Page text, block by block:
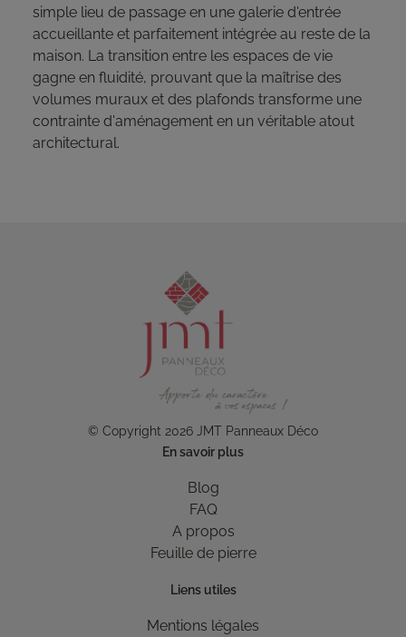
simple lieu de passage en une galerie d'entrée
accueillante et parfaitement intégrée au reste de la
maison. La transition entre les espaces de vie
gagne en fluidité, prouvant que la maîtrise des
volumes muraux et des plafonds transforme une
contrainte d'aménagement en un véritable atout
architectural.
© Copyright 2026 JMT Panneaux Déco
En savoir plus
Blog
FAQ
A propos
Feuille de pierre
Liens utiles
Mentions légales